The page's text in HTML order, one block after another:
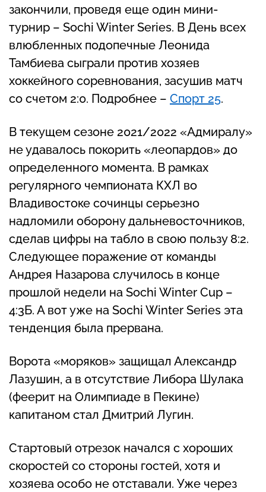
закончили, проведя еще один мини-
турнир – Sochi Winter Series. В День всех
влюбленных подопечные Леонида
Тамбиева сыграли против хозяев
хоккейного соревнования, засушив матч
со счетом 2:0. Подробнее – Спорт 25.
В текущем сезоне 2021/2022 «Адмиралу»
не удавалось покорить «леопардов» до
определенного момента. В рамках
регулярного чемпионата КХЛ во
Владивостоке сочинцы серьезно
надломили оборону дальневосточников,
сделав цифры на табло в свою пользу 8:2.
Следующее поражение от команды
Андрея Назарова случилось в конце
прошлой недели на Sochi Winter Cup –
4:3Б. А вот уже на Sochi Winter Series эта
тенденция была прервана.
Ворота «моряков» защищал Александр
Лазушин, а в отсутствие Либора Шулака
(феерит на Олимпиаде в Пекине)
капитаном стал Дмитрий Лугин.
Стартовый отрезок начался с хороших
скоростей со стороны гостей, хотя и
хозяева особо не отставали. Уже через